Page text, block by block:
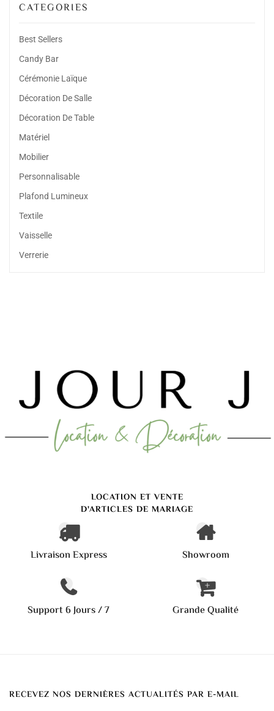
CATEGORIES
Best Sellers
Candy Bar
Cérémonie Laïque
Décoration De Salle
Décoration De Table
Matériel
Mobilier
Personnalisable
Plafond Lumineux
Textile
Vaisselle
Verrerie
LOCATION ET VENTE
D'ARTICLES DE MARIAGE
Livraison Express Showroom
Support 6 Jours / 7 Grande Qualité
RECEVEZ NOS DERNIÈRES ACTUALITÉS PAR E-MAIL